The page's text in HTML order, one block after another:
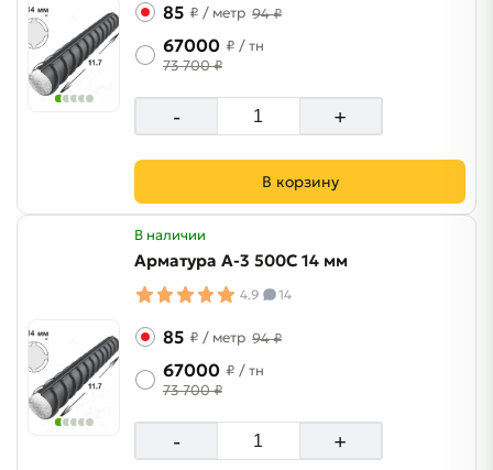
85 ₽ / метр 94 ₽
67000 ₽ / тн
73 700 ₽
- +
В корзину
В наличии
Арматура A-3 500C 14 мм
4.9 14
85 ₽ / метр 94 ₽
67000 ₽ / тн
73 700 ₽
- +